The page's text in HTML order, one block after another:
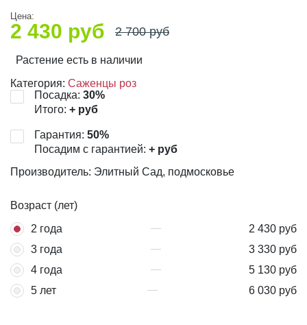
Цена:
2 430 руб 2 700руб
Растение есть в наличии
Категория: Саженцы роз
Посадка: 30%
Итого: + руб
Гарантия: 50%
Посадим с гарантией: + руб
Производитель: Элитный Сад, подмосковье
Возраст (лет)
2 года
2 430 руб
3 года
3 330 руб
4 года
5 130 руб
5 лет
6 030 руб